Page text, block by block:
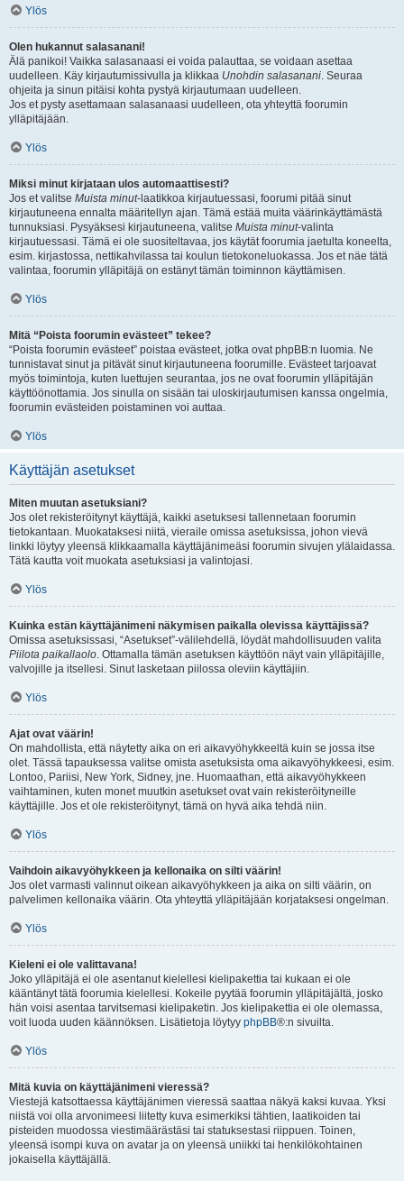
Ylös
Olen hukannut salasanani!
Älä panikoi! Vaikka salasanaasi ei voida palauttaa, se voidaan asettaa
uudelleen. Käy kirjautumissivulla ja klikkaa Unohdin salasanani. Seuraa
ohjeita ja sinun pitäisi kohta pystyä kirjautumaan uudelleen.
Jos et pysty asettamaan salasanaasi uudelleen, ota yhteyttä foorumin
ylläpitäjään.
Ylös
Miksi minut kirjataan ulos automaattisesti?
Jos et valitse Muista minut-laatikkoa kirjautuessasi, foorumi pitää sinut
kirjautuneena ennalta määritellyn ajan. Tämä estää muita väärinkäyttämästä
tunnuksiasi. Pysyäksesi kirjautuneena, valitse Muista minut-valinta
kirjautuessasi. Tämä ei ole suositeltavaa, jos käytät foorumia jaetulta koneelta,
esim. kirjastossa, nettikahvilassa tai koulun tietokoneluokassa. Jos et näe tätä
valintaa, foorumin ylläpitäjä on estänyt tämän toiminnon käyttämisen.
Ylös
Mitä “Poista foorumin evästeet” tekee?
“Poista foorumin evästeet” poistaa evästeet, jotka ovat phpBB:n luomia. Ne
tunnistavat sinut ja pitävät sinut kirjautuneena foorumille. Evästeet tarjoavat
myös toimintoja, kuten luettujen seurantaa, jos ne ovat foorumin ylläpitäjän
käyttöönottamia. Jos sinulla on sisään tai uloskirjautumisen kanssa ongelmia,
foorumin evästeiden poistaminen voi auttaa.
Ylös
Käyttäjän asetukset
Miten muutan asetuksiani?
Jos olet rekisteröitynyt käyttäjä, kaikki asetuksesi tallennetaan foorumin
tietokantaan. Muokataksesi niitä, vieraile omissa asetuksissa, johon vievä
linkki löytyy yleensä klikkaamalla käyttäjänimeäsi foorumin sivujen ylälaidassa.
Tätä kautta voit muokata asetuksiasi ja valintojasi.
Ylös
Kuinka estän käyttäjänimeni näkymisen paikalla olevissa käyttäjissä?
Omissa asetuksissasi, “Asetukset”-välilehdellä, löydät mahdollisuuden valita
Piilota paikallaolo. Ottamalla tämän asetuksen käyttöön näyt vain ylläpitäjille,
valvojille ja itsellesi. Sinut lasketaan piilossa oleviin käyttäjiin.
Ylös
Ajat ovat väärin!
On mahdollista, että näytetty aika on eri aikavyöhykkeeltä kuin se jossa itse
olet. Tässä tapauksessa valitse omista asetuksista oma aikavyöhykkeesi, esim.
Lontoo, Pariisi, New York, Sidney, jne. Huomaathan, että aikavyöhykkeen
vaihtaminen, kuten monet muutkin asetukset ovat vain rekisteröityneille
käyttäjille. Jos et ole rekisteröitynyt, tämä on hyvä aika tehdä niin.
Ylös
Vaihdoin aikavyöhykkeen ja kellonaika on silti väärin!
Jos olet varmasti valinnut oikean aikavyöhykkeen ja aika on silti väärin, on
palvelimen kellonaika väärin. Ota yhteyttä ylläpitäjään korjataksesi ongelman.
Ylös
Kieleni ei ole valittavana!
Joko ylläpitäjä ei ole asentanut kielellesi kielipakettia tai kukaan ei ole
kääntänyt tätä foorumia kielellesi. Kokeile pyytää foorumin ylläpitäjältä, josko
hän voisi asentaa tarvitsemasi kielipaketin. Jos kielipakettia ei ole olemassa,
voit luoda uuden käännöksen. Lisätietoja löytyy phpBB®:n sivuilta.
Ylös
Mitä kuvia on käyttäjänimeni vieressä?
Viestejä katsottaessa käyttäjänimen vieressä saattaa näkyä kaksi kuvaa. Yksi
niistä voi olla arvonimeesi liitetty kuva esimerkiksi tähtien, laatikoiden tai
pisteiden muodossa viestimäärästäsi tai statuksestasi riippuen. Toinen,
yleensä isompi kuva on avatar ja on yleensä uniikki tai henkilökohtainen
jokaisella käyttäjällä.